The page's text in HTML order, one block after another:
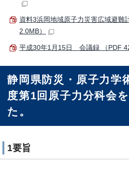
資料3浜岡地域原子力災害広域避難
2.0MB）
平成30年1月15日 会議録 （PDF
静岡県防災・原子力学
度第1回原子力分科会
た。
1要旨